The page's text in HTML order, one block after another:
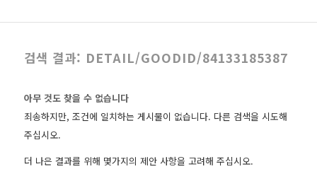
검색 결과: DETAIL/GOODID/84133185387
아무 것도 찾을 수 없습니다
죄송하지만, 조건에 일치하는 게시물이 없습니다. 다른 검색을 시도해
주십시오.
더 나은 결과를 위해 몇가지의 제안 사항을 고려해 주십시오.